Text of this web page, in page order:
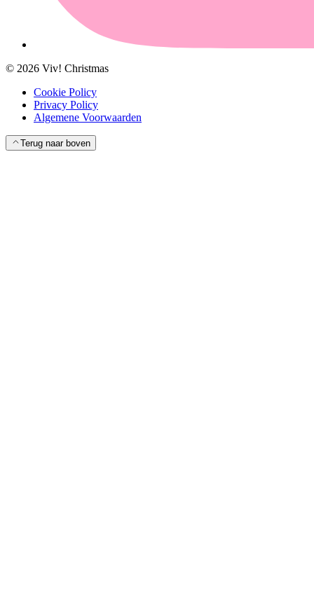
© 2026 Viv! Christmas
Cookie Policy
Privacy Policy
Algemene Voorwaarden
Terug naar boven